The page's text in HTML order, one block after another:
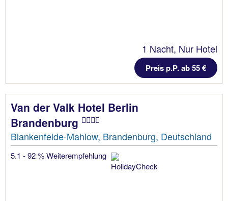
1 Nacht, Nur Hotel
Preis p.P. ab 55 €
Van der Valk Hotel Berlin
Brandenburg
Blankenfelde-Mahlow, Brandenburg, Deutschland
5.1 - 92 % Weiterempfehlung